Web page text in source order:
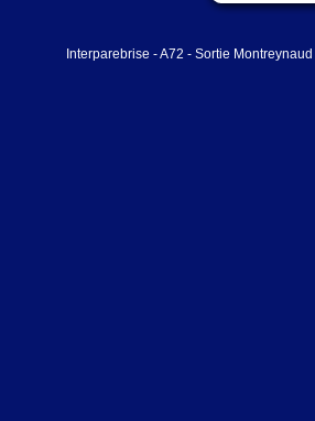
Interparebrise - A72 - Sortie